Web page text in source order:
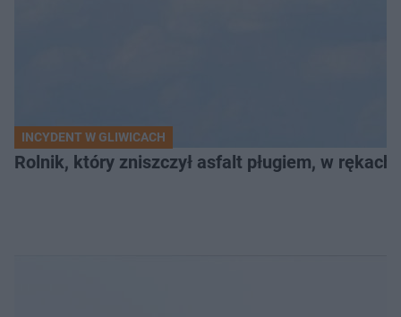
INCYDENT W GLIWICACH
Rolnik, który zniszczył asfalt pługiem, w